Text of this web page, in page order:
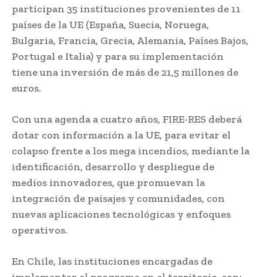
participan 35 instituciones provenientes de 11
países de la UE (España, Suecia, Noruega,
Bulgaria, Francia, Grecia, Alemania, Países Bajos,
Portugal e Italia) y para su implementación
tiene una inversión de más de 21,5 millones de
euros.
Con una agenda a cuatro años, FIRE-RES deberá
dotar con información a la UE, para evitar el
colapso frente a los mega incendios, mediante la
identificación, desarrollo y despliegue de
medios innovadores, que promuevan la
integración de paisajes y comunidades, con
nuevas aplicaciones tecnológicas y enfoques
operativos.
En Chile, las instituciones encargadas de